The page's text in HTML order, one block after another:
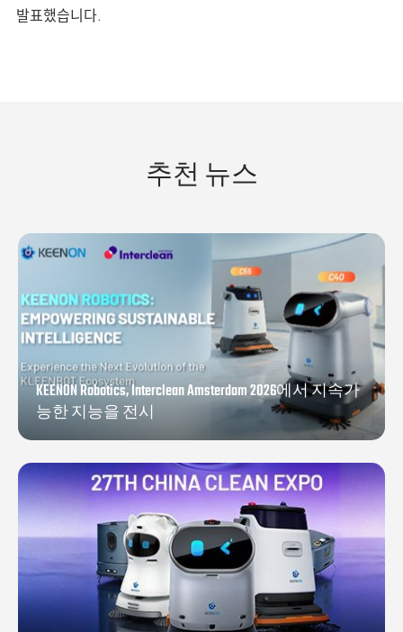
발표했습니다.
추천 뉴스
KEENON Robotics, Interclean Amsterdam 2026에서 지속가
능한 지능을 전시